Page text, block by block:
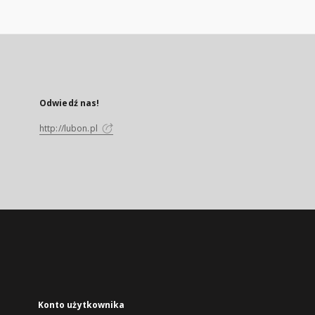
Odwiedź nas!
http://lubon.pl
Konto użytkownika